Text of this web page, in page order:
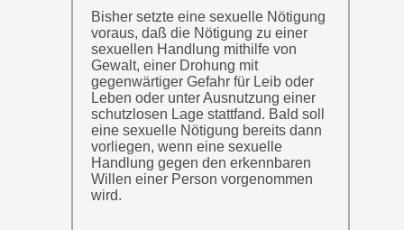
Bisher setzte eine sexuelle Nötigung
voraus, daß die Nötigung zu einer
sexuellen Handlung mithilfe von
Gewalt, einer Drohung mit
gegenwärtiger Gefahr für Leib oder
Leben oder unter Ausnutzung einer
schutzlosen Lage stattfand. Bald soll
eine sexuelle Nötigung bereits dann
vorliegen, wenn eine sexuelle
Handlung gegen den erkennbaren
Willen einer Person vorgenommen
wird.